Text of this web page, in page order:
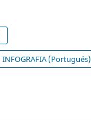
INFOGRAFIA (Portugués)